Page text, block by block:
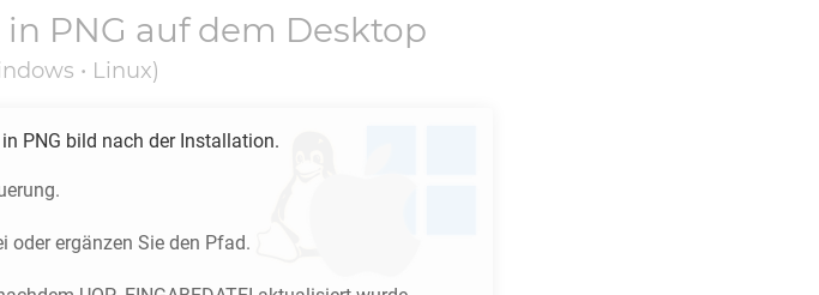
in PNG auf dem Desktop
• Linux)
PNG bild nach der Installation.
oder ergänzen Sie den Pfad.